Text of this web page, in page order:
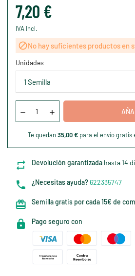
7,20 €
IVA Incl.
No hay suficientes productos en
Unidades
Te quedan 35,00 € para el envío gratis
Devolución garantizada hasta 14
¿Necesitas ayuda?622335747
Semilla gratis por cada 15€ de
Pago seguro con